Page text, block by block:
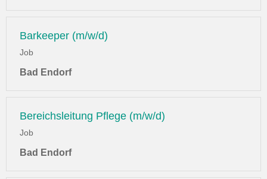
Barkeeper (m/w/d)
Job
Bad Endorf
Bereichsleitung Pflege (m/w/d)
Job
Bad Endorf